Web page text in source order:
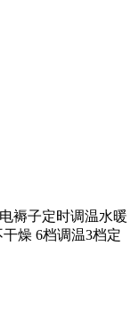
褥子定时调温水暖
燥 6档调温3档定